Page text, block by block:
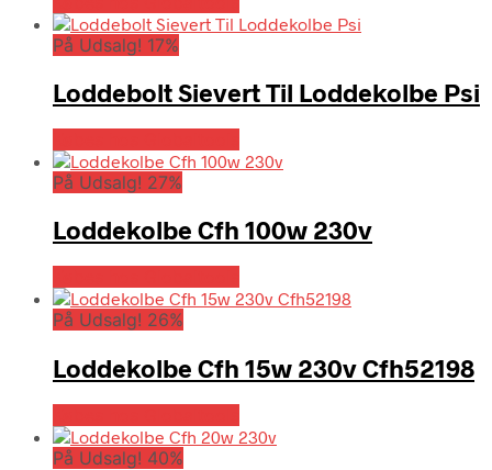
På Udsalg! 17%
Loddebolt Sievert Til Loddekolbe Psi
På Udsalg! 27%
Loddekolbe Cfh 100w 230v
På Udsalg! 26%
Loddekolbe Cfh 15w 230v Cfh52198
På Udsalg! 40%